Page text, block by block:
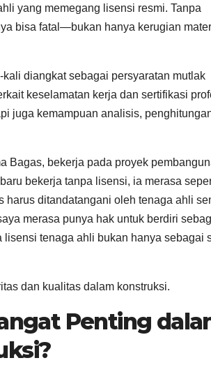
yang memegang lisensi resmi. Tanpa
bisa fatal—bukan hanya kerugian
diangkat sebagai persyaratan mutlak
keselamatan kerja dan sertifikasi
juga kemampuan analisis,
Bagas, bekerja pada proyek
bekerja tanpa lisensi, ia merasa
harus ditandatangani oleh tenaga ahli
merasa punya hak untuk berdiri
tenaga ahli bukan hanya sebagai
dan kualitas dalam konstruksi.
Penting